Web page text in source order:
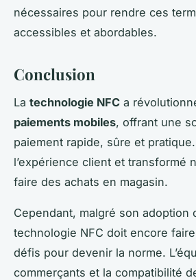
nécessaires pour rendre ces
accessibles et abordables.
Conclusion
La technologie NFC a
paiements mobiles, offrant une
paiement rapide, sûre et
l’expérience client et transformé
faire des achats en magasin.
Cependant, malgré son adoption
technologie NFC doit encore
défis pour devenir la norme.
commerçants et la compatibilité